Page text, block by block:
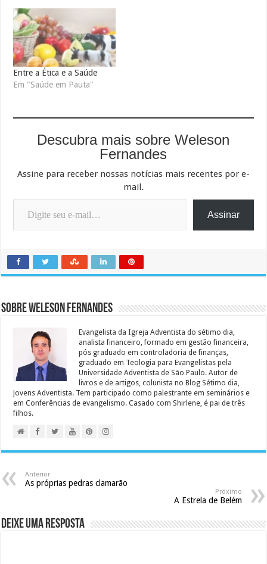
Entre a Ética e a Saúde
Em "Saúde em Pauta"
Descubra mais sobre Weleson
Fernandes
Assine para receber nossas notícias mais recentes por e-
mail.
Digite seu e-mail…
Assinar
Sobre Weleson Fernandes
Evangelista da Igreja Adventista do sétimo dia,
analista financeiro, formado em gestão financeira,
pós graduado em controladoria de finanças,
graduado em Teologia para Evangelistas pela
Universidade Adventista de São Paulo. Autor de
livros e de artigos, colunista no Blog Sétimo dia,
Jovens Adventista. Tem participado como palestrante em seminários e
em Conferências de evangelismo. Casado com Shirlene, é pai de três
filhos.
Anterior
As próprias pedras clamarão
Próximo
A Estrela de Belém
Deixe uma resposta